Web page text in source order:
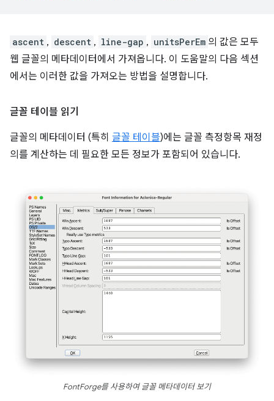
ascent , descent , line-gap , unitsPerEm 의 값은 모두
웹 글꼴의 메타데이터에서 가져옵니다. 이 도움말의 다음 섹션
에서는 이러한 값을 가져오는 방법을 설명합니다.
글꼴 테이블 읽기
글꼴의 메타데이터 (특히 글꼴 테이블)에는 글꼴 측정항목 재정
의를 계산하는 데 필요한 모든 정보가 포함되어 있습니다.
FontForge를 사용하여 글꼴 메타데이터 보기